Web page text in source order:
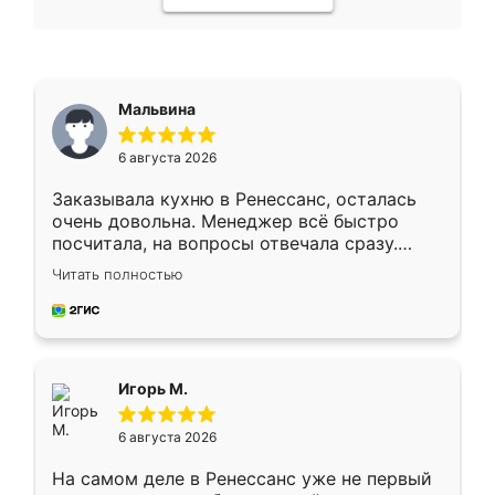
Мальвина
6 августа 2026
Заказывала кухню в Ренессанс, осталась
очень довольна. Менеджер всё быстро
посчитала, на вопросы отвечала сразу.
Замерщик приехал в субботу, подошёл к
делу со всей ответственностью. Собрали
за день, ребята работали аккуратно, даже
Читать полностью
Игорь М.
6 августа 2026
На самом деле в Ренессанс уже не первый